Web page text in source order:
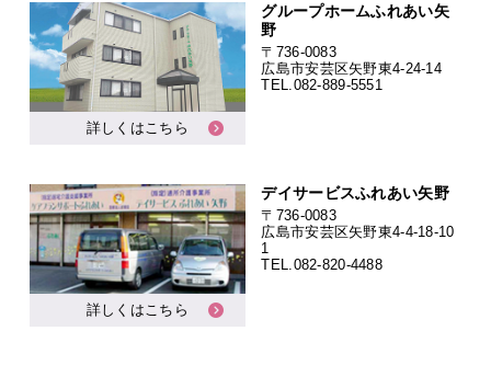
詳しくはこちら
グループホームふれあい矢
野
〒736-0083
広島市安芸区矢野東4-24-14
TEL. 082-889-5551
詳しくはこちら
デイサービスふれあい矢野
〒736-0083
広島市安芸区矢野東4-4-18-10
1
TEL.082-820-4488